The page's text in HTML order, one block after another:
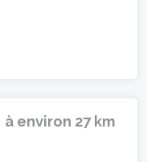
à environ 27 km